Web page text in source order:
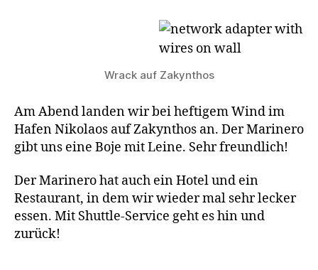
Wrack auf Zakynthos
Am Abend landen wir bei heftigem Wind im
Hafen Nikolaos auf Zakynthos an. Der Marinero
gibt uns eine Boje mit Leine. Sehr freundlich!
Der Marinero hat auch ein Hotel und ein
Restaurant, in dem wir wieder mal sehr lecker
essen. Mit Shuttle-Service geht es hin und
zurück!